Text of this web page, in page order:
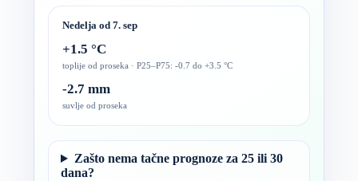
Nedelja od 7. sep
+1.5 °C
toplije od proseka · P25–P75: -0.7 do +3.5 °C
-2.7 mm
suvlje od proseka
Zašto nema tačne prognoze za 25 ili 30
dana?